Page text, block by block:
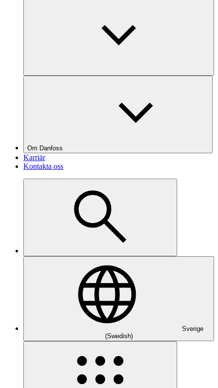
Om Danfoss
Karriär
Kontakta oss
Sverige
(Swedish)